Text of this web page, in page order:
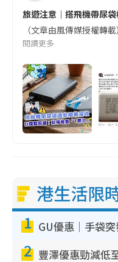
旅遊注意｜搭飛機帶尿
（文章由風傳媒授權轉
閱讀更多
港生活限
1
2